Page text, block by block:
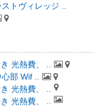
トヴィレッジ ..
光熱費、 ..
部 Wif ..
光熱費、 ..
光熱費、 ..